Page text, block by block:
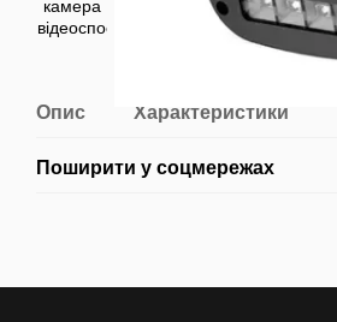
Опис Характеристики
Поширити у соцмережах